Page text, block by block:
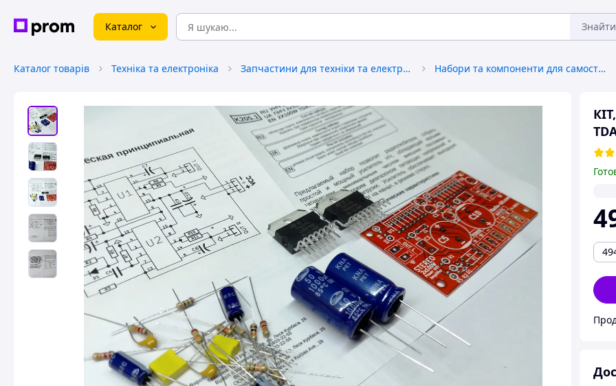
Каталог Знайти
Каталог товарів Техніка та електроніка Запчастини для техніки та електроніки Набори та компоненти для самостійного збирання електроніки